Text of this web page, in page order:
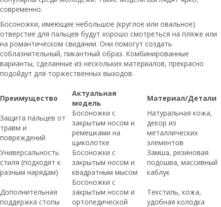
современно.
Босоножки, имеющие небольшое (круглое или овальное)
отверстие для пальцев будут хорошо смотреться на пляже или
на романтическом свидании. Они помогут создать
соблазнительный, пикантный образ. Комбинированные
варианты, сделанные из нескольких материалов, прекрасно
подойдут для торжественных выходов.
Преимущество
Актуальная
модель
Материал/Детали
Защита пальцев от
травм и
повреждений
Босоножки с
закрытым носом и
ремешками на
щиколотке
Натуральная кожа,
декор из
металлических
элементов
Универсальность
стиля (подходят к
разным нарядам)
Босоножки с
закрытым носом и
квадратным мысом
Замша, резиновая
подошва, массивный
каблук
Дополнительная
поддержка стопы
Босоножки с
закрытым носом и
ортопедической
Текстиль, кожа,
удобная колодка